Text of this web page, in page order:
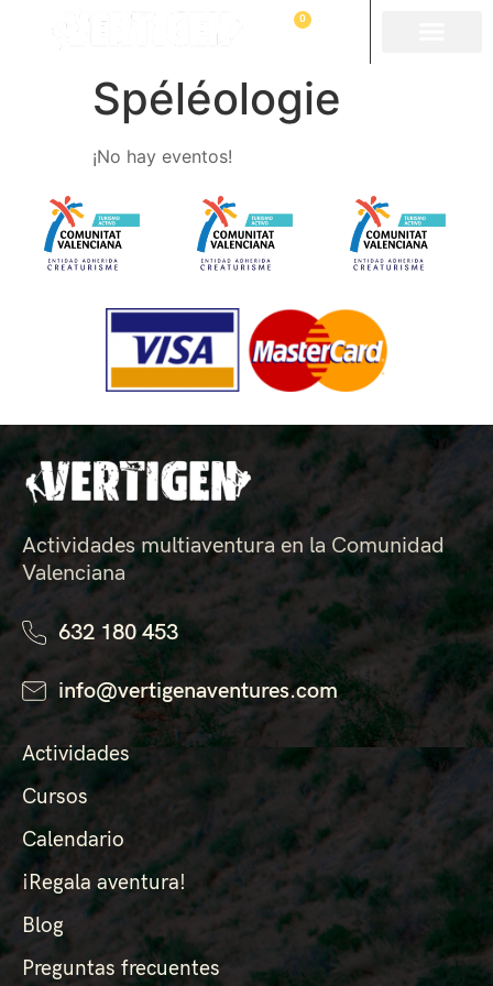
0
Spéléologie
¡No hay eventos!
Actividades multiaventura en la Comunidad
Valenciana
632 180 453
info@vertigenaventures.com
Actividades
Cursos
Calendario
¡Regala aventura!
Blog
Preguntas frecuentes